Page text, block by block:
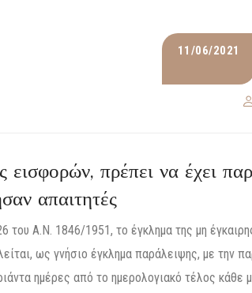
11/06/2021
πρέπει να έχει
απαιτητές
Α.Ν. 1846/1951, το έγκλημα της μη
ως γνήσιο έγκλημα παράλειψης, με την
ημέρες από το ημερολογιακό τέλος κάθε